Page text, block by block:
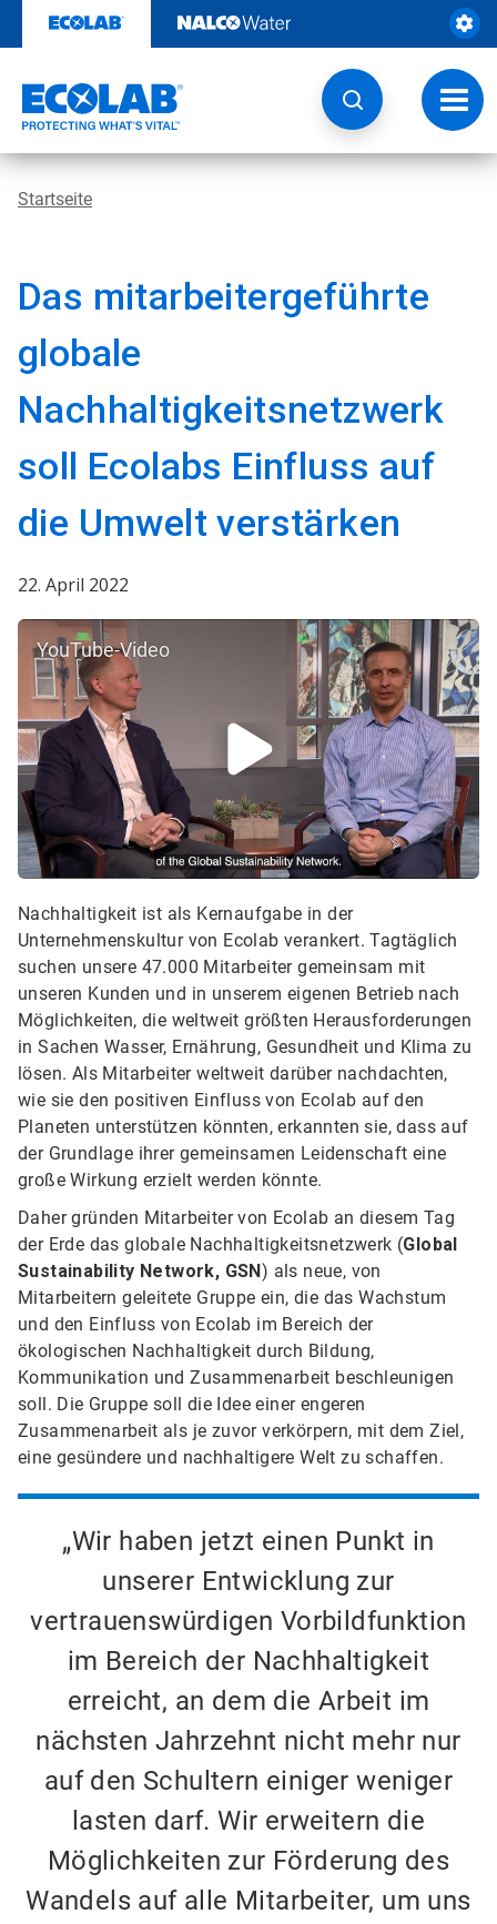
Inhalt
Startseite
Das mitarbeitergeführte
globale
Nachhaltigkeitsnetzwerk
soll Ecolabs Einfluss auf
die Umwelt verstärken​​​​​​​
22. April 2022
YouTube-Video
Nachhaltigkeit ist als Kernaufgabe in der
Unternehmenskultur von Ecolab verankert. Tagtäglich
suchen unsere 47.000 Mitarbeiter gemeinsam mit
unseren Kunden und in unserem eigenen Betrieb nach
Möglichkeiten, die weltweit größten Herausforderungen
in Sachen Wasser, Ernährung, Gesundheit und Klima zu
lösen. Als Mitarbeiter weltweit darüber nachdachten,
wie sie den positiven Einfluss von Ecolab auf den
Planeten unterstützen könnten, erkannten sie, dass auf
der Grundlage ihrer gemeinsamen Leidenschaft eine
große Wirkung erzielt werden könnte.
Daher gründen Mitarbeiter von Ecolab an diesem Tag
der Erde das globale Nachhaltigkeitsnetzwerk (Global
Sustainability Network, GSN) als neue, von
Mitarbeitern geleitete Gruppe ein, die das Wachstum
und den Einfluss von Ecolab im Bereich der
ökologischen Nachhaltigkeit durch Bildung,
Kommunikation und Zusammenarbeit beschleunigen
soll. Die Gruppe soll die Idee einer engeren
Zusammenarbeit als je zuvor verkörpern, mit dem Ziel,
eine gesündere und nachhaltigere Welt zu schaffen.
„Wir haben jetzt einen Punkt in
unserer Entwicklung zur
vertrauenswürdigen Vorbildfunktion
im Bereich der Nachhaltigkeit
erreicht, an dem die Arbeit im
nächsten Jahrzehnt nicht mehr nur
auf den Schultern einiger weniger
lasten darf. Wir erweitern die
Möglichkeiten zur Förderung des
Wandels auf alle Mitarbeiter, um uns